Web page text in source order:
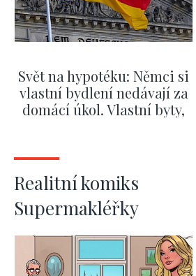
Svět na hypotéku: Němci si
vlastní bydlení nedávají za
domácí úkol. Vlastní byty,
Realitní komiks
Supermakléřky